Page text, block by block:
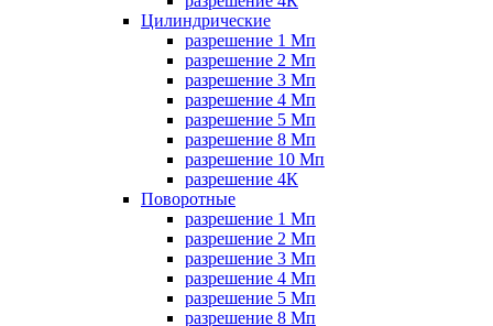
Цилиндрические
разрешение 1 Мп
разрешение 2 Мп
разрешение 3 Мп
разрешение 4 Мп
разрешение 5 Мп
разрешение 8 Мп
разрешение 10 Мп
разрешение 4К
Поворотные
разрешение 1 Мп
разрешение 2 Мп
разрешение 3 Мп
разрешение 4 Мп
разрешение 5 Мп
разрешение 8 Мп